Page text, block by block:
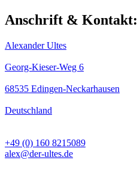
Anschrift & Kontakt:
Alexander Ultes
Georg-Kieser-Weg 6
68535 Edingen-Neckarhausen
Deutschland
+49 (0) 160 8215089
alex@der-ultes.de